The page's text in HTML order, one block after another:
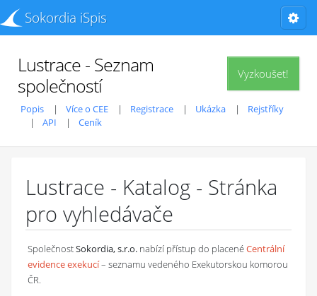
Sokordia iSpis
Vyzkoušet!
Lustrace - Seznam
společností
Popis Více o CEE Registrace Ukázka
Rejstříky
API
Ceník
Lustrace - Katalog - Stránka
pro vyhledávače
SpolečnostSokordia, s.r.o. nabízí přístup do placenéCentrální
evidence exekucí– seznamu vedeného Exekutorskou komorou
ČR.